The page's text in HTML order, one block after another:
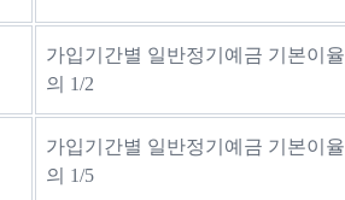
가입기간별 일반정기예금 기본이율
의 1/2
가입기간별 일반정기예금 기본이율
의 1/5